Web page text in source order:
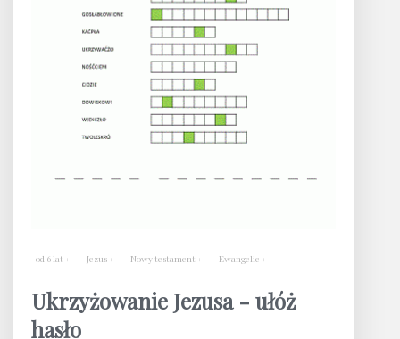
od 6 lat Jezus Nowy testament Ewangelie
Ukrzyżowanie Jezusa - ułóż
hasło